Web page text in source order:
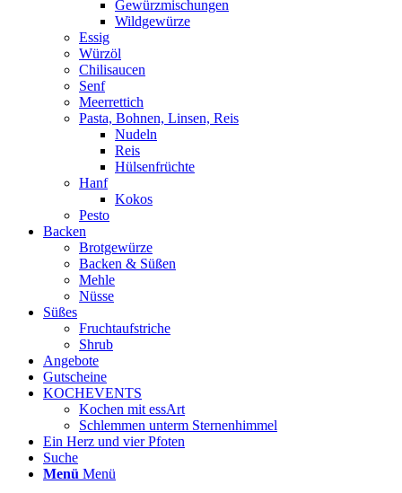
Gewürzmischungen
Wildgewürze
Essig
Würzöl
Chilisaucen
Senf
Meerrettich
Pasta, Bohnen, Linsen, Reis
Nudeln
Reis
Hülsenfrüchte
Hanf
Kokos
Pesto
Backen
Brotgewürze
Backen & Süßen
Mehle
Nüsse
Süßes
Fruchtaufstriche
Shrub
Angebote
Gutscheine
KOCHEVENTS
Kochen mit essArt
Schlemmen unterm Sternenhimmel
Ein Herz und vier Pfoten
Suche
Menü Menü